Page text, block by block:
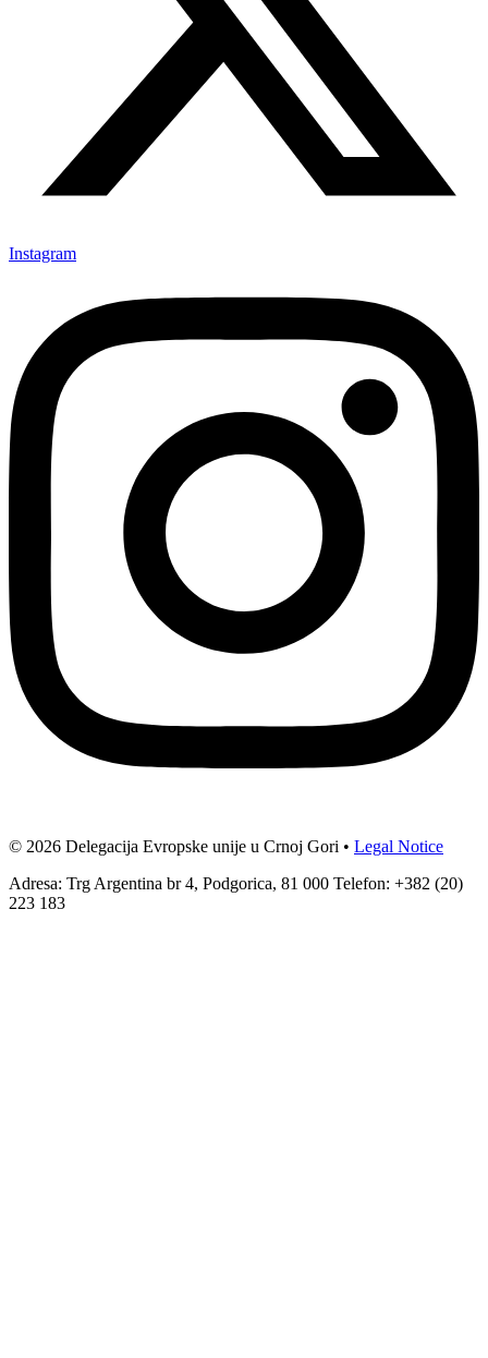
Instagram
© 2026 Delegacija Evropske unije u Crnoj Gori • Legal Notice
Adresa: Trg Argentina br 4, Podgorica, 81 000 Telefon: +382 (20)
223 183